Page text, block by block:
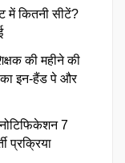
में कितनी सीटें?
की महीने की
का इन-हैंड पे और
7
प्रक्रिया